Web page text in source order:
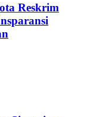
Reskrim